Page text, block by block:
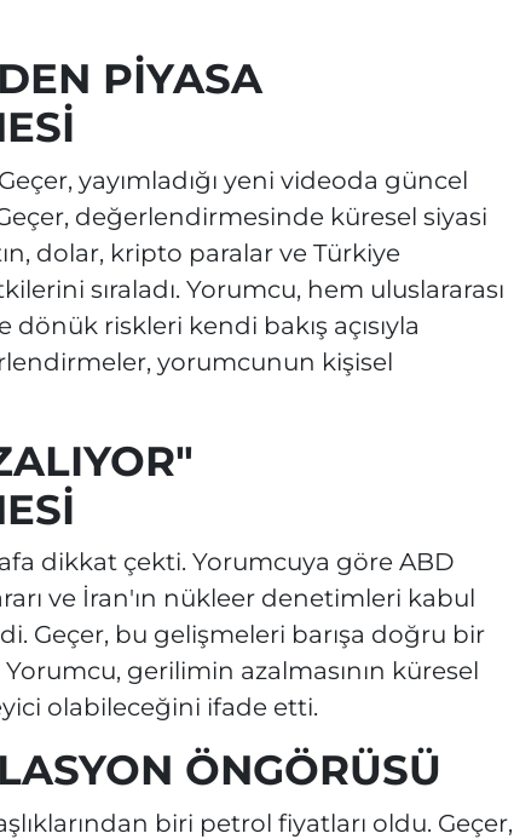
PİYASA
yayımladığı yeni videoda güncel
değerlendirmesinde küresel siyasi
dolar, kripto paralar ve Türkiye
sıraladı. Yorumcu, hem uluslararası
riskleri kendi bakış açısıyla
yorumcunun kişisel
dikkat çekti. Yorumcuya göre ABD
ve İran'ın nükleer denetimleri kabul
Geçer, bu gelişmeleri barışa doğru bir
gerilimin azalmasının küresel
olabileceğini ifade etti.
ÖNGÖRÜSÜ
biri petrol fiyatları oldu. Geçer,